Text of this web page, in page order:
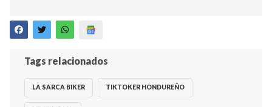
Tags relacionados
LA SARCA BIKER TIKTOKER HONDUREÑO